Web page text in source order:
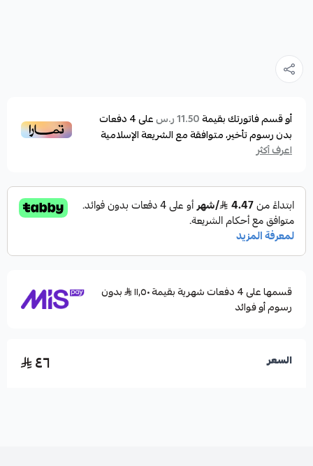
أو قسم فاتورتك بقيمة11.50 ر.س على4دفعات
بدون رسوم تأخير، متوافقة مع الشريعة الإسلامية
اعرف أكثر
قسمها على 4 دفعات شهرية بقيمة ١١٫٥٠
بدون
رسوم أو فوائد
السعر ٤٦